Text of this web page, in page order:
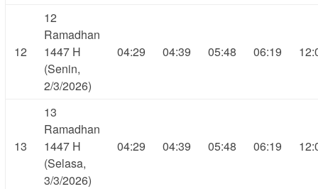
12
12
Ramadhan
1447 H
(Senin,
2/3/2026)
04:29 04:39 05:48 06:19
13
13
Ramadhan
1447 H
(Selasa,
3/3/2026)
04:29 04:39 05:48 06:19